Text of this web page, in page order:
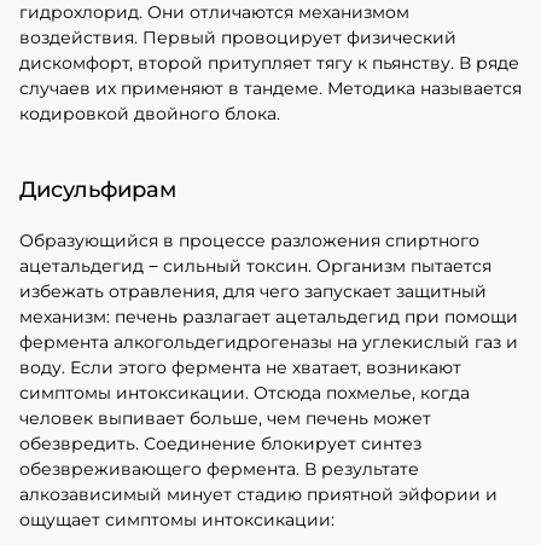
гидрохлорид. Они отличаются механизмом
воздействия. Первый провоцирует физический
дискомфорт, второй притупляет тягу к пьянству. В ряде
случаев их применяют в тандеме. Методика называется
кодировкой двойного блока.
Дисульфирам
Образующийся в процессе разложения спиртного
ацетальдегид − сильный токсин. Организм пытается
избежать отравления, для чего запускает защитный
механизм: печень разлагает ацетальдегид при помощи
фермента алкогольдегидрогеназы на углекислый газ и
воду. Если этого фермента не хватает, возникают
симптомы интоксикации. Отсюда похмелье, когда
человек выпивает больше, чем печень может
обезвредить. Соединение блокирует синтез
обезвреживающего фермента. В результате
алкозависимый минует стадию приятной эйфории и
ощущает симптомы интоксикации: